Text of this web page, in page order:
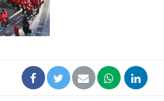
VIH : la fin du comprimé
tous les jours se profile-t-
elle enfin ?